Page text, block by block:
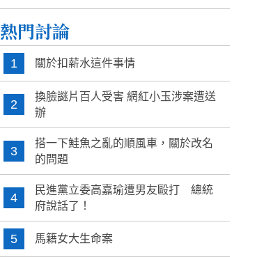
熱門討論
1 關於扣薪水這件事情
2
換臉謎片百人受害 網紅小玉涉案遭送
辦
3
搭一下鮭魚之亂的順風車，關於改名
的問題
4
民進黨立委高嘉瑜遭男友毆打 總統
府說話了！
5 馬籍女大生命案